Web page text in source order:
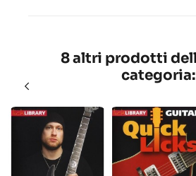
8 altri prodotti
categoria: